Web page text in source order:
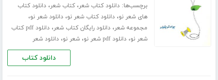
برچسب‌ها:دانلود کتاب شعر،کتاب شعر،دانلود کتاب
های شعر نو،دانلود کتاب شعر نو،دانلود شعر نو،
مجموعه شعر،دانلود رایگان کتاب شعر،
دانلود pdf کتاب
شعر نو،دانلود pdf شعر نو ،شعر نو،دانلود شعر
دانلود کتاب